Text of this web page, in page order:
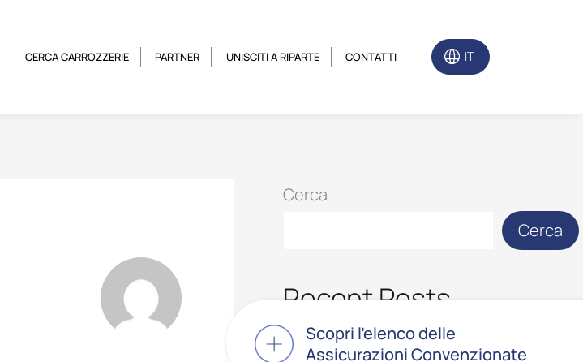
CERCA CARROZZERIE PARTNER UNISCITI A RIPARTE CONTATTI IT
Cerca
Cerca
Recent Posts
Scopri l’elenco delle
Assicurazioni Convenzionate